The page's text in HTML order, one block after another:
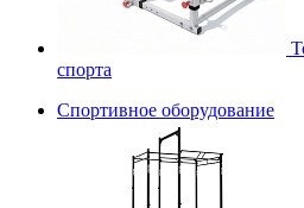
спорта
Спортивное оборудование